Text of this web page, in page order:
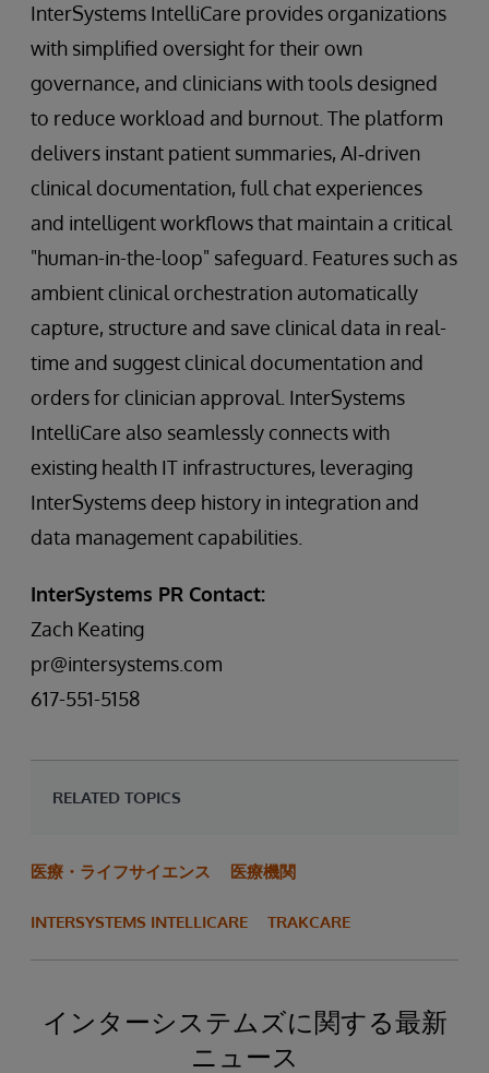
InterSystems IntelliCare provides organizations
with simplified oversight for their own
governance, and clinicians with tools designed
to reduce workload and burnout. The platform
delivers instant patient summaries, AI‑driven
clinical documentation, full chat experiences
and intelligent workflows that maintain a critical
"human-in-the-loop" safeguard. Features such as
ambient clinical orchestration automatically
capture, structure and save clinical data in real-
time and suggest clinical documentation and
orders for clinician approval. InterSystems
IntelliCare also seamlessly connects with
existing health IT infrastructures, leveraging
InterSystems deep history in integration and
data management capabilities.
InterSystems PR Contact:
Zach Keating
pr@intersystems.com
617-551-5158
RELATED TOPICS
医療・ライフサイエンス 医療機関
INTERSYSTEMS INTELLICARE TRAKCARE
インターシステムズに関する最新
ニュース